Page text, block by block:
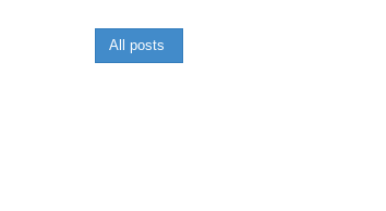
All posts